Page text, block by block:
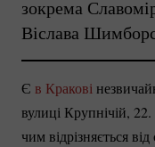
зокрема
Віслава
Є в Кракові
вулиці Крупнічій,
чим відрізняється